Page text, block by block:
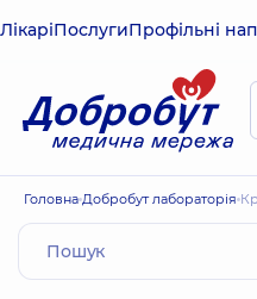
ЛікаріПослугиПрофільні
Головна Добробут лабораторія